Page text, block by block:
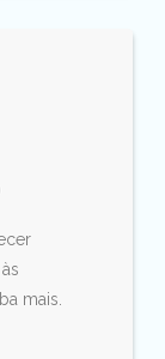
mais.